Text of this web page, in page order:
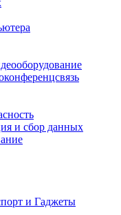
и сбор данных
и Гаджеты